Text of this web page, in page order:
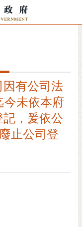
因有公司法
今未依本府
記，爰依公
止公司登